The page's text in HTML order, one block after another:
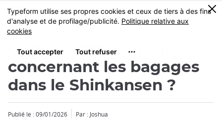
Skip
to
main
MENU
0
Quelles sont les règles
concernant les bagages
dans le Shinkansen ?
Publié le : 09/01/2026 Par : Joshua
Fermer